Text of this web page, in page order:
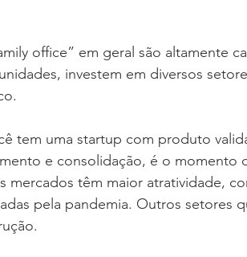
office” em geral são altamente
investem em diversos
tem uma startup com produto
e consolidação, é o momento
mercados têm maior atratividade,
pela pandemia. Outros setores